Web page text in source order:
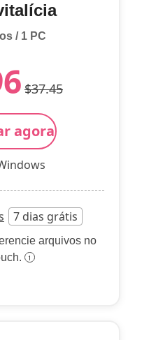
/ 1 PC
$37.45
agora
7 dias grátis
arquivos no